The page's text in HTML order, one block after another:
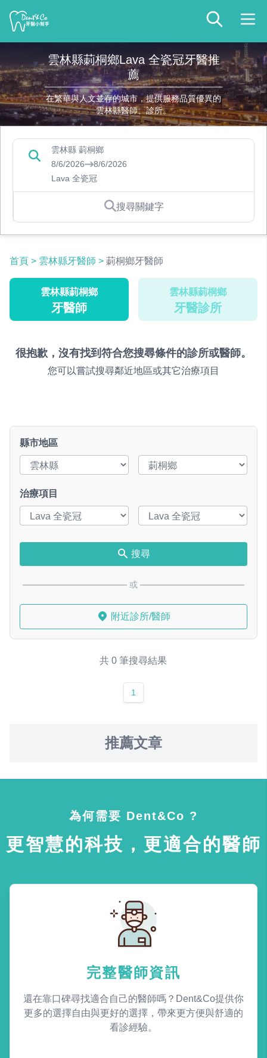
雲林縣莿桐鄉Lava 全瓷冠牙醫推
薦
在繁華與人文並存的城市，提供服務品質優異的
雲林縣醫師、診所。
雲林縣 莿桐鄉
8/6/2026
8/6/2026
Lava 全瓷冠
搜尋關鍵字
首頁 > 雲林縣牙醫師 > 莿桐鄉牙醫師
雲林縣莿桐鄉
牙醫師
雲林縣莿桐鄉
牙醫診所
很抱歉，沒有找到符合您搜尋條件的診所或醫師。
您可以嘗試搜尋鄰近地區或其它治療項目
縣市地區
治療項目
搜尋
或
附近診所/醫師
共 0 筆搜尋結果
1
推薦文章
為何需要 Dent&Co ?
更智慧的科技，更適合的醫師
完整醫師資訊
還在靠口碑尋找適合自己的醫師嗎？Dent&Co提供你
更多的選擇自由與更好的選擇，帶來更方便與舒適的
看診經驗。